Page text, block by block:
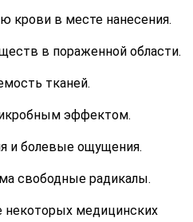
крови в месте нанесения.
в пораженной области.
тканей.
эффектом.
и болевые ощущения.
свободные радикалы.
некоторых медицинских